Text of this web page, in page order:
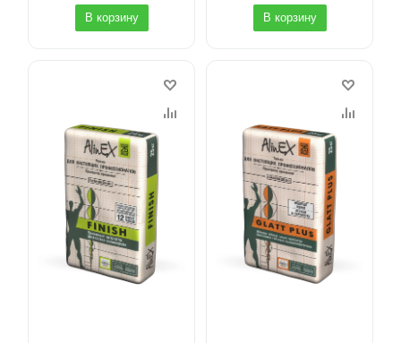
В корзину В корзину